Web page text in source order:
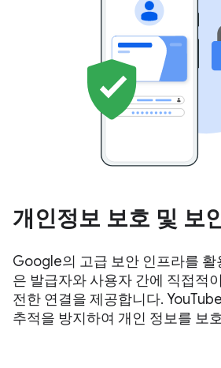
개인정보 보호 및 보
Google의 고급 보안 인프라를
은 발급자와 사용자 간에 직접적
전한 연결을 제공합니다.
추적을 방지하여 개인 정보를 보